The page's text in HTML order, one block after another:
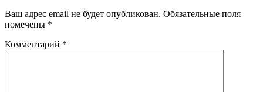
Ваш адрес email не будет опубликован. Обязательные поля
помечены *
Комментарий *